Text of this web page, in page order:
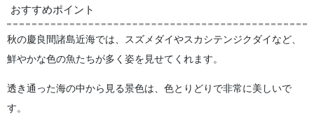
おすすめポイント
秋の慶良間諸島近海では、スズメダイやスカシテンジクダイなど、
鮮やかな色の魚たちが多く姿を見せてくれます。
透き通った海の中から見る景色は、色とりどりで非常に美しいで
す。